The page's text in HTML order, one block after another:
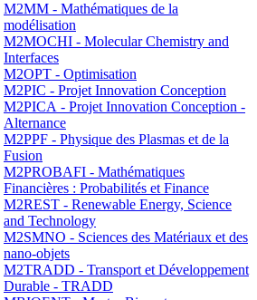
M2MM - Mathématiques de la
modélisation
M2MOCHI - Molecular Chemistry and
Interfaces
M2OPT - Optimisation
M2PIC - Projet Innovation Conception
M2PICA - Projet Innovation Conception -
Alternance
M2PPF - Physique des Plasmas et de la
Fusion
M2PROBAFI - Mathématiques
Financières : Probabilités et Finance
M2REST - Renewable Energy, Science
and Technology
M2SMNO - Sciences des Matériaux et des
nano-objets
M2TRADD - Transport et Développement
Durable - TRADD